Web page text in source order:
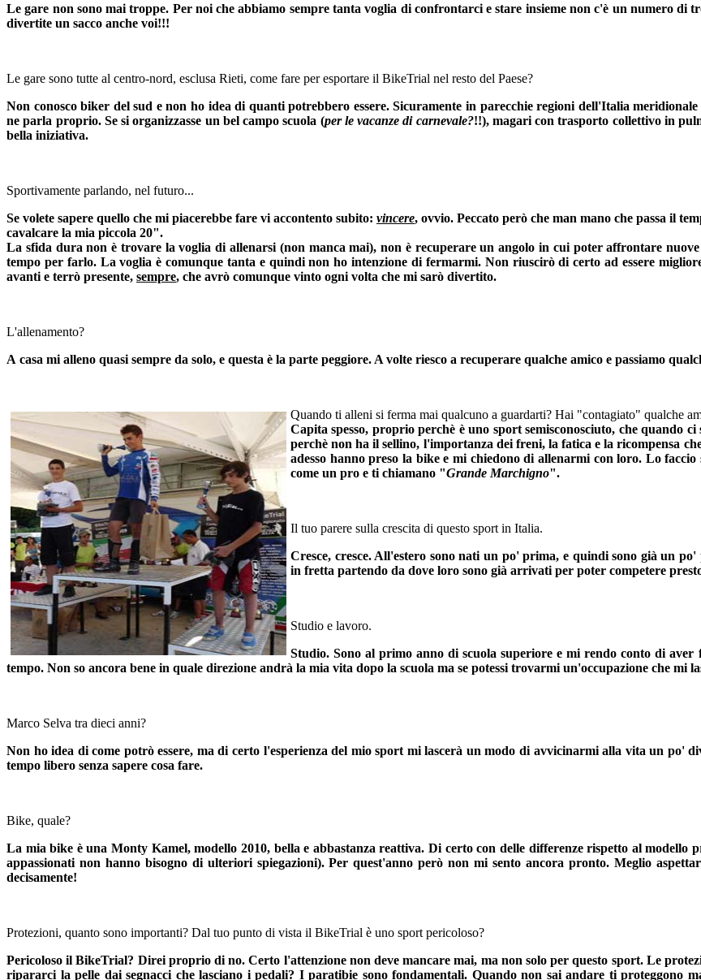
Le gare non sono mai troppe. Per noi che abbiamo sempre tanta voglia di confrontarci e stare insieme non c'è un numero di
divertite un sacco anche voi!!!
Le gare sono tutte al centro-nord, esclusa Rieti, come fare per esportare il BikeTrial nel resto del Paese?
Non conosco biker del sud e non ho idea di quanti potrebbero essere. Sicuramente in parecchie regioni dell'Italia
ne parla proprio. Se si organizzasse un bel campo scuola (per le vacanze di carnevale?!!), magari con trasporto collettivo in
bella iniziativa.
Sportivamente parlando, nel futuro...
Se volete sapere quello che mi piacerebbe fare vi accontento subito: vincere, ovvio. Peccato però che man mano che passa il
cavalcare la mia piccola 20".
La sfida dura non è trovare la voglia di allenarsi (non manca mai), non è recuperare un angolo in cui poter affrontare nuove
tempo per farlo. La voglia è comunque tanta e quindi non ho intenzione di fermarmi. Non riuscirò di certo ad essere
avanti e terrò presente, sempre, che avrò comunque vinto ogni volta che mi sarò divertito.
L'allenamento?
A casa mi alleno quasi sempre da solo, e questa è la parte peggiore. A volte riesco a recuperare qualche amico e passiamo
Quando ti alleni si ferma mai qualcuno a guardarti? Hai "contagiato" qualche
Capita spesso, proprio perchè è uno sport semisconosciuto, che quando
perchè non ha il sellino, l'importanza dei freni, la fatica e la ricompensa
adesso hanno preso la bike e mi chiedono di allenarmi con loro. Lo
come un pro e ti chiamano "Grande Marchigno".
Il tuo parere sulla crescita di questo sport in Italia.
Cresce, cresce. All'estero sono nati un po' prima, e quindi sono già un
in fretta partendo da dove loro sono già arrivati per poter competere
Studio e lavoro.
Studio. Sono al primo anno di scuola superiore e mi rendo conto di
tempo. Non so ancora bene in quale direzione andrà la mia vita dopo la scuola ma se potessi trovarmi un'occupazione che mi
Marco Selva tra dieci anni?
Non ho idea di come potrò essere, ma di certo l'esperienza del mio sport mi lascerà un modo di avvicinarmi alla vita un po'
tempo libero senza sapere cosa fare.
Bike, quale?
La mia bike è una Monty Kamel, modello 2010, bella e abbastanza reattiva. Di certo con delle differenze rispetto al modello
appassionati non hanno bisogno di ulteriori spiegazioni). Per quest'anno però non mi sento ancora pronto. Meglio
decisamente!
Protezioni, quanto sono importanti? Dal tuo punto di vista il BikeTrial è uno sport pericoloso?
Pericoloso il BikeTrial? Direi proprio di no. Certo l'attenzione non deve mancare mai, ma non solo per questo sport. Le
ripararci la pelle dai segnacci che lasciano i pedali? I paratibie sono fondamentali. Quando non sai andare ti proteggono